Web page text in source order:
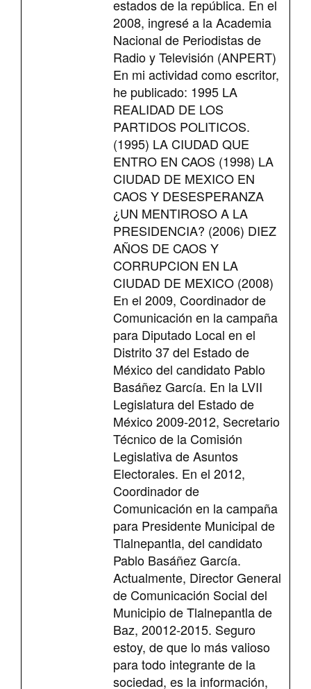
estados de la república. En el
2008, ingresé a la Academia
Nacional de Periodistas de
Radio y Televisión (ANPERT)
En mi actividad como escritor,
he publicado: 1995 LA
REALIDAD DE LOS
PARTIDOS POLITICOS.
(1995) LA CIUDAD QUE
ENTRO EN CAOS (1998) LA
CIUDAD DE MEXICO EN
CAOS Y DESESPERANZA
¿UN MENTIROSO A LA
PRESIDENCIA? (2006) DIEZ
AÑOS DE CAOS Y
CORRUPCION EN LA
CIUDAD DE MEXICO (2008)
En el 2009, Coordinador de
Comunicación en la campaña
para Diputado Local en el
Distrito 37 del Estado de
México del candidato Pablo
Basáñez García. En la LVII
Legislatura del Estado de
México 2009-2012, Secretario
Técnico de la Comisión
Legislativa de Asuntos
Electorales. En el 2012,
Coordinador de
Comunicación en la campaña
para Presidente Municipal de
Tlalnepantla, del candidato
Pablo Basáñez García.
Actualmente, Director General
de Comunicación Social del
Municipio de Tlalnepantla de
Baz, 20012-2015. Seguro
estoy, de que lo más valioso
para todo integrante de la
sociedad, es la información,